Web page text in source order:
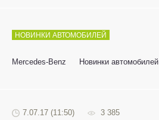
НОВИНКИ АВТОМОБИЛЕЙ
Mercedes-Benz Новинки автомобилей
7.07.17 (11:50) 3 385